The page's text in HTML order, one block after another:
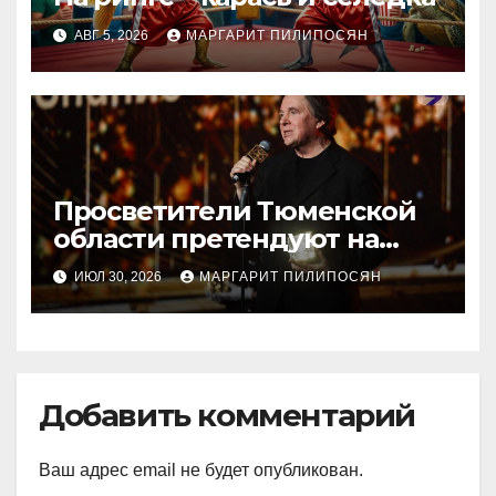
АВГ 5, 2026 МАРГАРИТ ПИЛИПОСЯН
Просветители Тюменской
области претендуют на
награду Знание.Премия
ИЮЛ 30, 2026 МАРГАРИТ ПИЛИПОСЯН
Добавить комментарий
Ваш адрес email не будет опубликован.